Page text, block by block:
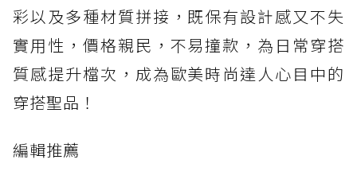
彩以及多種材質拼接，既保有設計感又不失
實用性，價格親民，不易撞款，為日常穿搭
質感提升檔次，成為歐美時尚達人心目中的
穿搭聖品！
編輯推薦